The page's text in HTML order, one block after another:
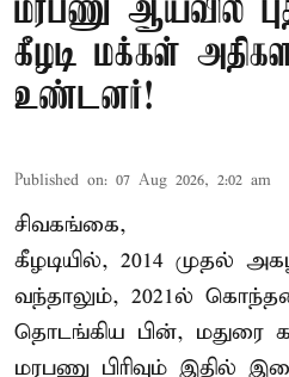
மரபணு ஆய்வில்
கீழடி மக்கள்
உண்டனர்!
Published on: 07 Aug 2026, 2:02 am
சிவகங்கை,
கீழடியில், 2014 முதல்
வந்தாலும், 2021ல்
தொடங்கிய பின், மதுரை
மரபணு பிரிவும் இதில்